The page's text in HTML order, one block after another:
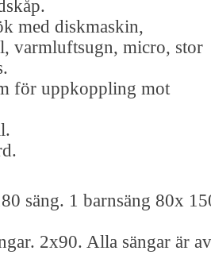
med diskmaskin,
varmluftsugn, micro, stor
för uppkoppling mot
säng. 1 barnsäng 80x
2x90. Alla sängar är av